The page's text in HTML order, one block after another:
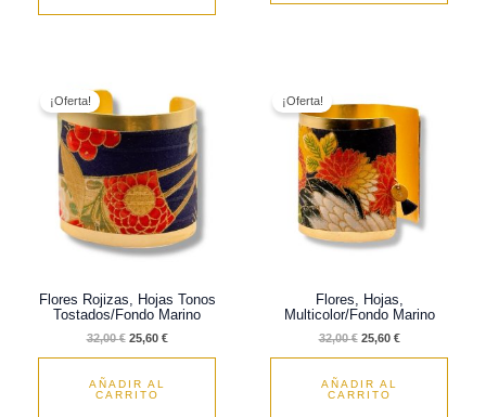
¡Oferta!
Flores Rojizas, Hojas Tonos
Tostados/Fondo Marino
32,00€
original
era:
32,00 €.
25,60 €
precio
actual
es:
25,60 €.
AÑADIR AL
CARRITO
¡Oferta!
Flores, Hojas,
Multicolor/Fondo Marino
32,00€
original
era:
32,00 €.
25,60 €
actual
25,60 €.
AÑADIR AL
CARRITO